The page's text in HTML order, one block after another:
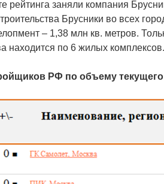
рейтинга заняли компания
Брусники во всех
– 1,38 млн кв. метров.
находится по 6 жилых комплексов.
РФ по объему